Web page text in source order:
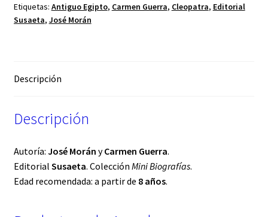
Etiquetas: Antiguo Egipto, Carmen Guerra, Cleopatra, Editorial
Susaeta, José Morán
Descripción
Descripción
Autoría: José Morán yCarmen Guerra.
Editorial Susaeta. Colección Mini Biografías.
Edad recomendada: a partir de 8 años.